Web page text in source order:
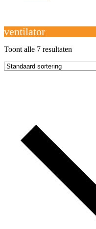
menu
menu
ventilator
Toont alle 7 resultaten